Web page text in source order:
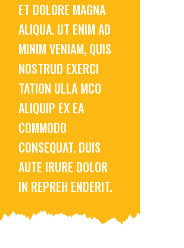
ET DOLORE MAGNA
ALIQUA. UT ENIM AD
MINIM VENIAM, QUIS
NOSTRUD EXERCI
TATION ULLA MCO
ALIQUIP EX EA
COMMODO
CONSEQUAT. DUIS
AUTE IRURE DOLOR
IN REPREH ENDERIT.